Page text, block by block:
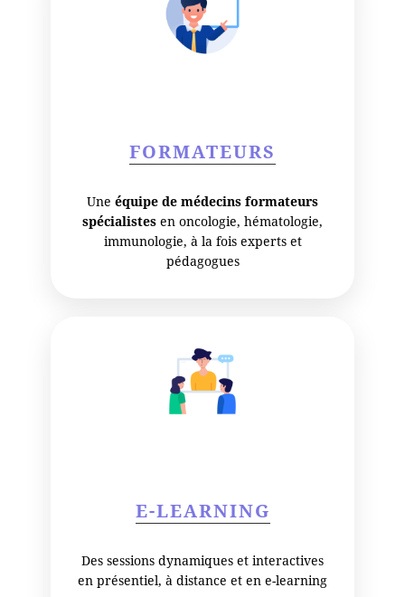
FORMATEURS
Une équipe de médecins formateurs
spécialistes en oncologie, hématologie,
immunologie, à la fois experts et
pédagogues
E-LEARNING
Des sessions dynamiques et interactives
en présentiel, à distance et en e-learning